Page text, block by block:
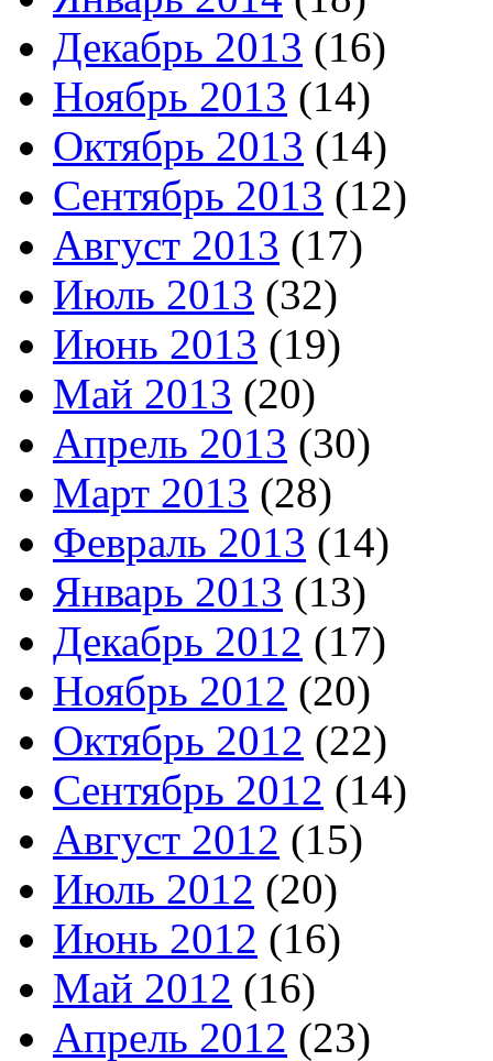
Декабрь 2013 (16)
Ноябрь 2013 (14)
Октябрь 2013 (14)
Сентябрь 2013 (12)
Август 2013 (17)
Июль 2013 (32)
Июнь 2013 (19)
Май 2013 (20)
Апрель 2013 (30)
Март 2013 (28)
Февраль 2013 (14)
Январь 2013 (13)
Декабрь 2012 (17)
Ноябрь 2012 (20)
Октябрь 2012 (22)
Сентябрь 2012 (14)
Август 2012 (15)
Июль 2012 (20)
Июнь 2012 (16)
Май 2012 (16)
Апрель 2012 (23)